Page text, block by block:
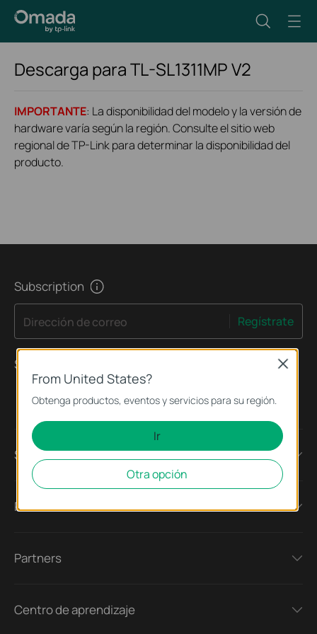
Descarga paraTL-SL1311MPV2
IMPORTANTE: La disponibilidad del modelo y la versión de
hardware varía según la región. Consulte el sitio web
regional de TP-Link para determinar la disponibilidad del
producto.
Subscription
Dirección de correo Regístrate
Síguenos
Sobre nosotros
Prensa
Partners
Centro de aprendizaje
From United States?
Obtenga productos, eventos y servicios para su región.
Ir
Otra opción
Close